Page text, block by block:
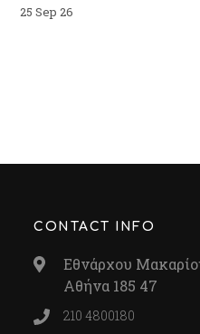
25 Sep 26
CONTACT INFO
Εθνάρχου
Αθήνα 185 47
210 4800180